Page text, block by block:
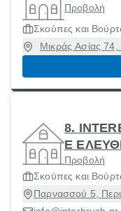
Προβολή
Σκούπες και
Μικράς Ασίας
8.
Ε
Προβολή
Σκούπες και
Παρνασσού 5,